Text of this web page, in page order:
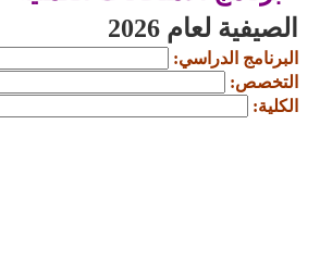
الصيفية لعام 2026
البرنامج الدراسي:
التخصص:
الكلية: